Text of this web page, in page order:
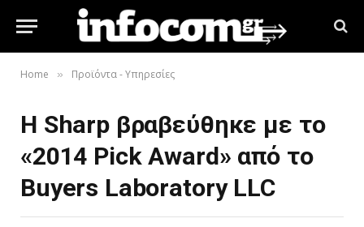
Home » Προϊόντα - Υπηρεσίες
Η Sharp βραβεύθηκε με το
«2014 Pick Award» από το
Buyers Laboratory LLC